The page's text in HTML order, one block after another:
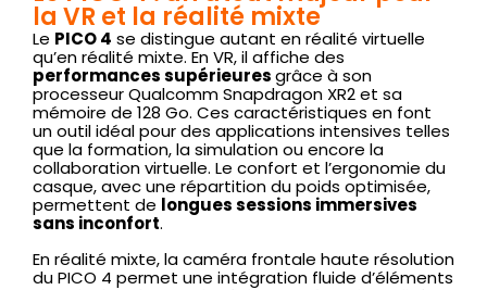
la VR et la réalité mixte
Le PICO 4 se distingue autant en réalité virtuelle
qu’en réalité mixte. En VR, il affiche des
performances supérieuresgrâce à son
processeur Qualcomm Snapdragon XR2 et sa
mémoire de 128 Go. Ces caractéristiques en font
un outil idéal pour des applications intensives telles
que la formation, la simulation ou encore la
collaboration virtuelle. Le confort et l’ergonomie du
casque, avec une répartition du poids optimisée,
permettent de longues sessions immersives
sans inconfort.
En réalité mixte, la caméra frontale haute résolution
du PICO 4 permet une intégration fluide d’éléments